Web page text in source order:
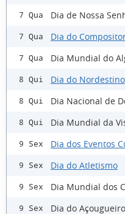
7 Qua Dia de Nossa
7 Qua Dia do
7 Qua Dia Mundial do
8 Qui Dia do Nordestino
8 Qui Dia Nacional de
8 Qui Dia Mundial da
9 Sex Dia dos Eventos
9 Sex Dia do Atletismo
9 Sex Dia Mundial dos
9 Sex Dia do Açougueiro